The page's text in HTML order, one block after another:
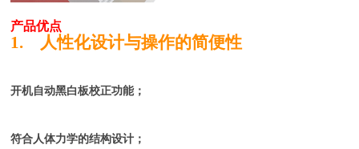
产品优点
1. 人性化设计与操作的简便性
开机自动黑白板校正功能；
符合人体力学的结构设计；